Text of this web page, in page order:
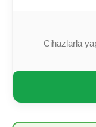
Cihazlarla